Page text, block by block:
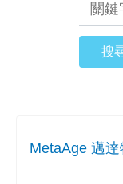
MetaAge 邁